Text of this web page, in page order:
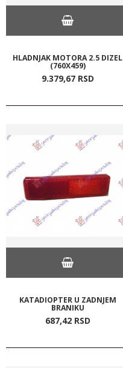
HLADNJAK MOTORA 2.5 DIZEL
(760X459)
9.379,67 RSD
KATADIOPTER U ZADNJEM
BRANIKU
687,42 RSD